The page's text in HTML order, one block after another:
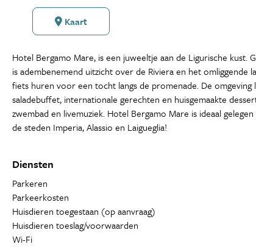
Kaart
Hotel Bergamo Mare, is een juweeltje aan de Ligurische
is adembenemend uitzicht over de Riviera en het
fiets huren voor een tocht langs de promenade. De
saladebuffet, internationale gerechten en huisgemaakte
zwembad en livemuziek. Hotel Bergamo Mare is ideaal
de steden Imperia, Alassio en Laigueglia!
Diensten
Parkeren
Parkeerkosten
Huisdieren toegestaan (op aanvraag)
Huisdieren toeslag/voorwaarden
Wi-Fi